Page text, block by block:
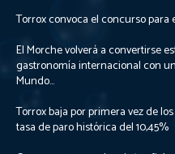
Torrox convoca el concurso
El Morche volverá a convertirse
gastronomía internacional con
Mundo...
Torrox baja por primera vez de
tasa de paro histórica del 10,45%